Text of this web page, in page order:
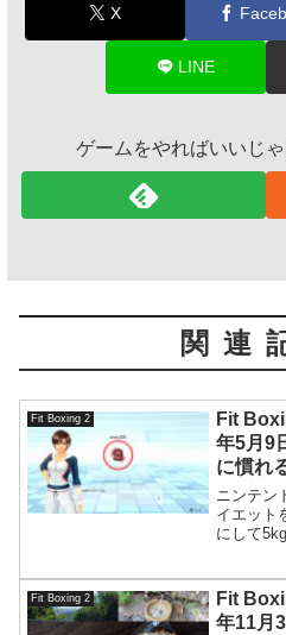
X
LINE
ゲームをやればいいじ
関連
Fit Boxing 2
Fit
年5月9
に慣れ
ニンテン
イエット
にして
を感じ
Fit Boxing 2
Fit
年11月